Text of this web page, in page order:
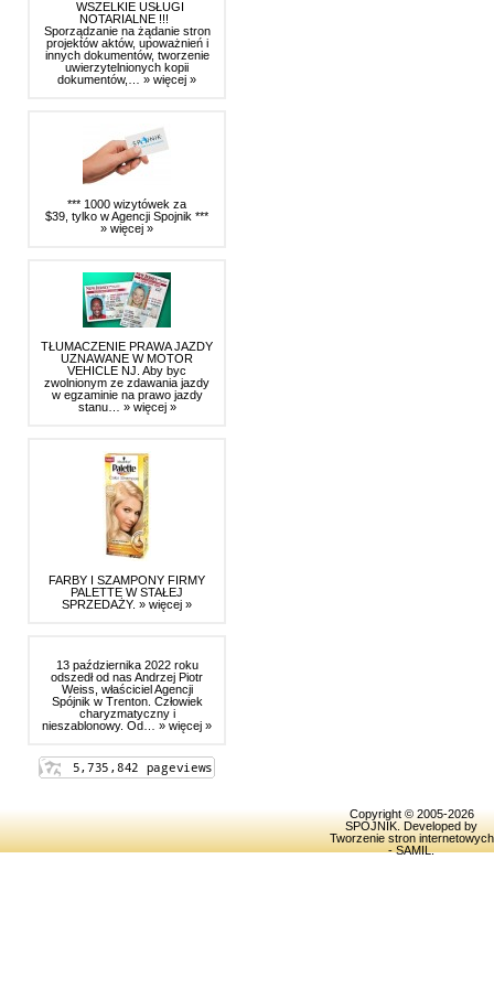
WSZELKIE USŁUGI
NOTARIALNE !!!
Sporządzanie na żądanie stron
projektów aktów, upoważnień i
innych dokumentów, tworzenie
uwierzytelnionych kopii
dokumentów,… » więcej »
*** 1000 wizytówek za
$39, tylko w Agencji Spojnik ***
» więcej »
TŁUMACZENIE PRAWA JAZDY
UZNAWANE W MOTOR
VEHICLE NJ. Aby byc
zwolnionym ze zdawania jazdy
w egzaminie na prawo jazdy
stanu… » więcej »
FARBY I SZAMPONY FIRMY
PALETTE W STAŁEJ
SPRZEDAŻY. » więcej »
13 października 2022 roku
odszedł od nas Andrzej Piotr
Weiss, właściciel Agencji
Spójnik w Trenton. Człowiek
charyzmatyczny i
nieszablonowy. Od… » więcej »
Copyright © 2005-2026
SPOJNIK . Developed by
Tworzenie stron internetowych
- SAMIL.